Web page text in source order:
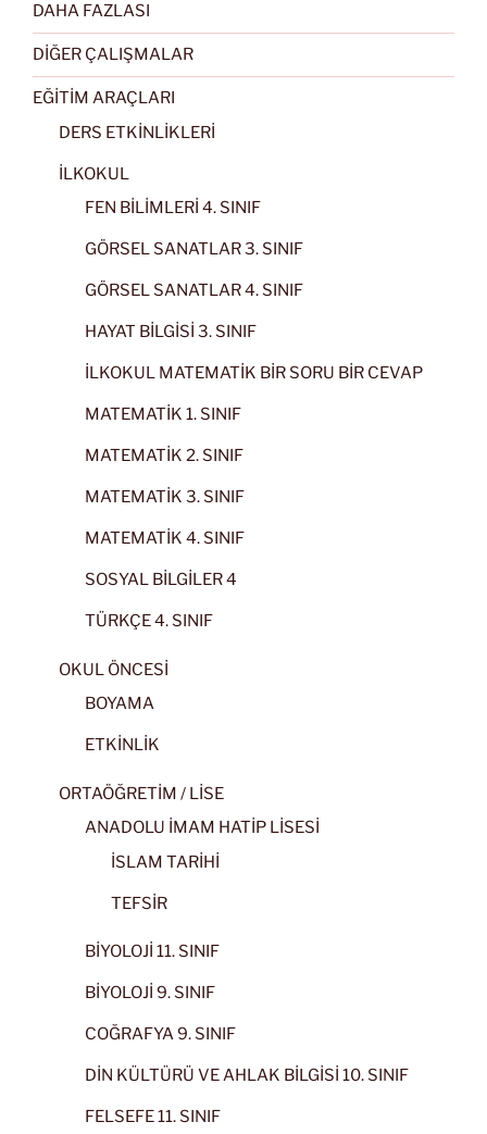
DAHA FAZLASI
DİĞER ÇALIŞMALAR
EĞİTİM ARAÇLARI
DERS ETKİNLİKLERİ
İLKOKUL
FEN BİLİMLERİ 4. SINIF
GÖRSEL SANATLAR 3. SINIF
GÖRSEL SANATLAR 4. SINIF
HAYAT BİLGİSİ 3. SINIF
İLKOKUL MATEMATİK BİR SORU BİR CEVAP
MATEMATİK 1. SINIF
MATEMATİK 2. SINIF
MATEMATİK 3. SINIF
MATEMATİK 4. SINIF
SOSYAL BİLGİLER 4
TÜRKÇE 4. SINIF
OKUL ÖNCESİ
BOYAMA
ETKİNLİK
ORTAÖĞRETİM / LİSE
ANADOLU İMAM HATİP LİSESİ
İSLAM TARİHİ
TEFSİR
BİYOLOJİ 11. SINIF
BİYOLOJİ 9. SINIF
COĞRAFYA 9. SINIF
DİN KÜLTÜRÜ VE AHLAK BİLGİSİ 10. SINIF
FELSEFE 11. SINIF